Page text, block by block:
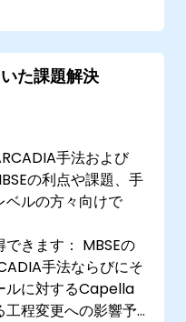
できる
ネクタと紐付けて
る
た課題解決
手法および
の利点や課題、手
ベルの方々向けで
きます： MBSEの
手法ならびにそ
ルに対するCapella
工程変更への影響予